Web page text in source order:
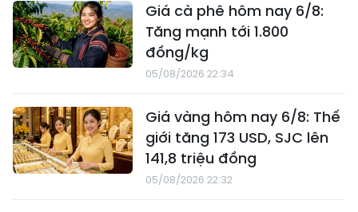
Giá cà phê hôm nay 6/8:
Tăng mạnh tới 1.800
đồng/kg
05/08/2026 22:34
Giá vàng hôm nay 6/8: Thế
giới tăng 173 USD, SJC lên
141,8 triệu đồng
05/08/2026 22:32